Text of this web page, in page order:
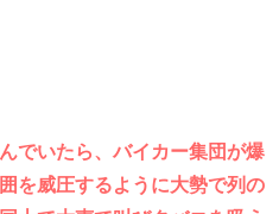
でいたら、バイカー集団が爆
を威圧するように大勢で列の